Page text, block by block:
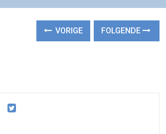
VORIGE FOLGENDE